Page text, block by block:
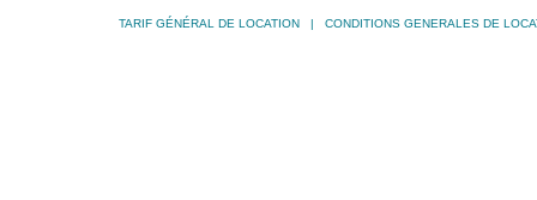
TARIF GÉNÉRAL DE LOCATION| CONDITIONS GENERALES DE